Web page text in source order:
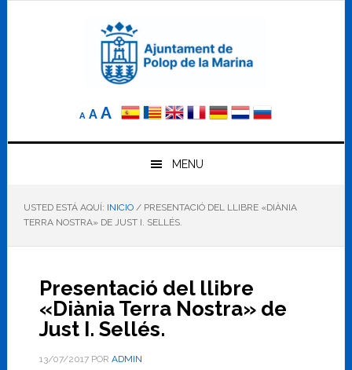
A
Reducir
elA Tamaño
AAumentar
el
tamaño
letra
MENU
USTED ESTÁ AQUÍ: INICIO /PRESENTACIÓ DEL LLIBRE «DIÀNIA
TERRA NOSTRA» DE JUST I. SELLÉS.
Presentació del llibre
«Diània Terra Nostra» de
Just I. Sellés.
13/07/2017POR ADMIN